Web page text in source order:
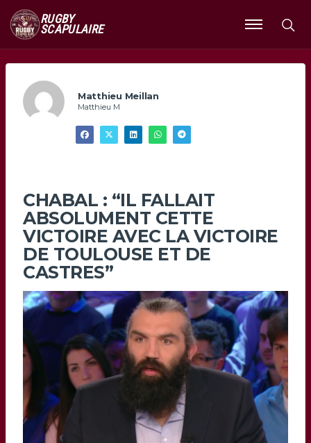
RUGBY
SCAPULAIRE
Ouvrir
le
Matthieu Meillan
Matthieu M
CHABAL : “IL FALLAIT
ABSOLUMENT CETTE
VICTOIRE AVEC LA VICTOIRE
DE TOULOUSE ET DE
CASTRES”